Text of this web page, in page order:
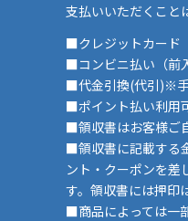
支払いいただくこと
■クレジットカード
■コンビニ払い（前
■代金引換(代引)※
■ポイント払い利用
■領収書はお客様ご
■領収書に記載する
ント・クーポンを差
す。領収書には押印
■商品によっては一